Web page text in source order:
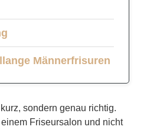
Männerfrisuren
sondern genau richtig.
Friseursalon und nicht